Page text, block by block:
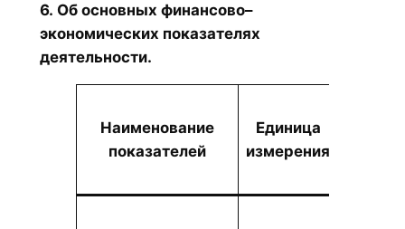
6. Об основных финансово–
экономических показателях
деятельности.
Наименование
показателей
Единица
измерения